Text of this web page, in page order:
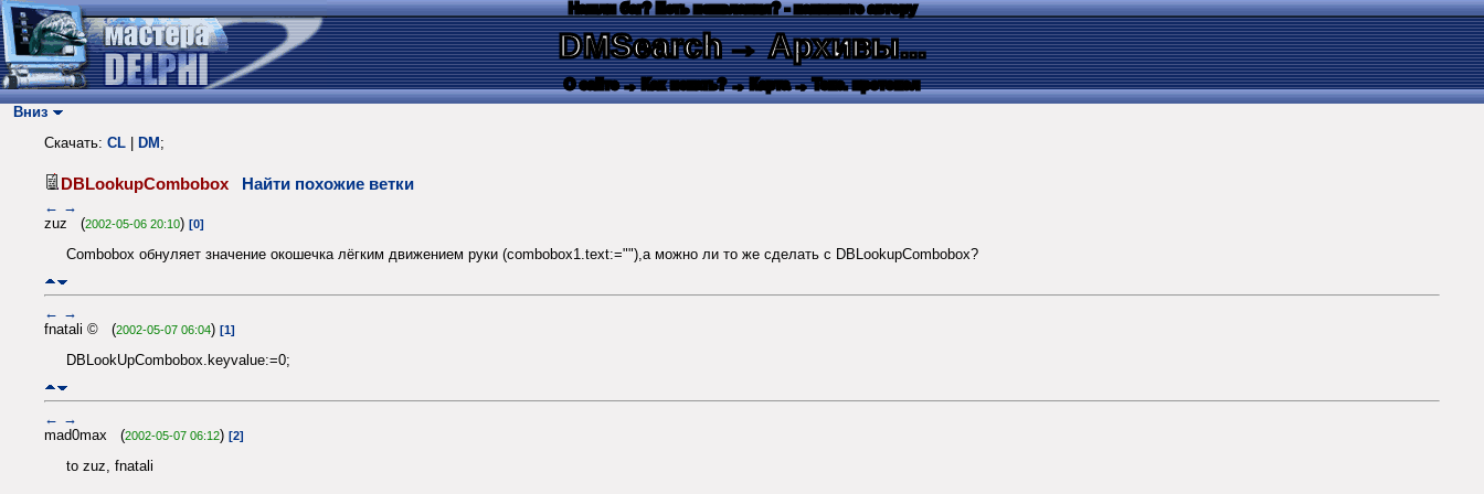
Нашли баг? Есть пожелания? - напишите автору
DMSearch→ Архивы...
О сайте → Как искать? → Карта → Текс. протокол
Вниз
Скачать: CL DM ;
DBLookupCombobox Найти похожие ветки
← →
zuz (2002-05-06 20:10) [0]
Combobox обнуляет значение окошечка лёгким движением руки (combobox1.text:=""),а можно ли то же сделать с DBLookupCombobox?
← →
fnatali © (2002-05-07 06:04) [1]
DBLookUpCombobox.keyvalue:=0;
← →
mad0max (2002-05-07 06:12) [2]
to zuz, fnatali